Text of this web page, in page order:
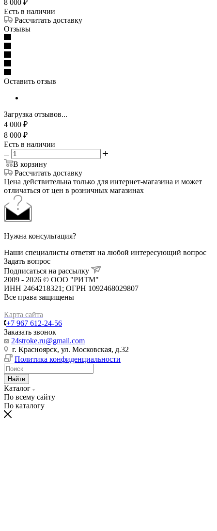
8 000 ₽
Есть в наличии
Рассчитать доставку
Отзывы
Оставить отзыв
Загрузка отзывов...
4 000 ₽
8 000 ₽
Есть в наличии
В корзину
Рассчитать доставку
Цена действительна только для интернет-магазина и может
отличаться от цен в розничных магазинах
Нужна консультация?
Наши специалисты ответят на любой интересующий вопрос
Задать вопрос
Подписаться на рассылку
2009 - 2026 © ООО "РИТМ"
ИНН 2464218321; ОГРН 1092468029807
Все права защищены
Карта сайта
+7 967 612-24-56
Заказать звонок
24stroke.ru@gmail.com
г. Красноярск, ул. Московская, д.32
Политика конфиденциальности
Найти
Каталог
По всему сайту
По каталогу